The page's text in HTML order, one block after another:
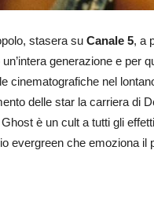
stasera su Canale 5, a
generazione e per
cinematografiche nel
delle star la carriera di
Ghost è un cult a tutti gli
evergreen che emoziona il